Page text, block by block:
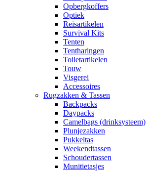
Opbergkoffers
Optiek
Reisartikelen
Survival Kits
Tenten
Tentharingen
Toiletartikelen
Touw
Visgerei
Accessoires
Rugzakken & Tassen
Backpacks
Daypacks
Camelbags (drinksysteem)
Plunjezakken
Pukkeltas
Weekendtassen
Schoudertassen
Munitietasjes